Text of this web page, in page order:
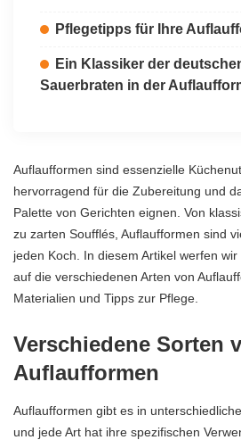
Pflegetipps für Ihre
Ein Klassiker der
Sauerbraten in der
Auflaufformen sind essenzielle
hervorragend für die Zubereitung und
Palette von Gerichten eignen. Von
zu zarten Soufflés, Auflaufformen sind
jeden Koch. In diesem Artikel werfen
auf die verschiedenen Arten von
Materialien und Tipps zur Pflege.
Verschiedene Sorten
Auflaufformen
Auflaufformen gibt es in
und jede Art hat ihre spezifischen